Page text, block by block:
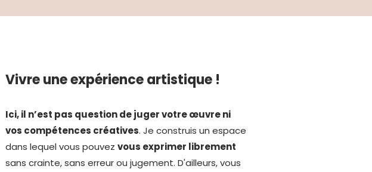
Vivre une expérience artistique !
Ici, il n’est pas question de juger votre œuvre ni
vos compétences créatives. Je construis un espace
dans lequel vous pouvezvous exprimer librement
sans crainte, sans erreur ou jugement. D'ailleurs, vous